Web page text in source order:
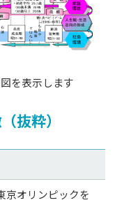
を表示します
抜粋）
京オリンピックを